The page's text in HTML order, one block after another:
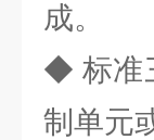
成。
◆ 标准
制单元